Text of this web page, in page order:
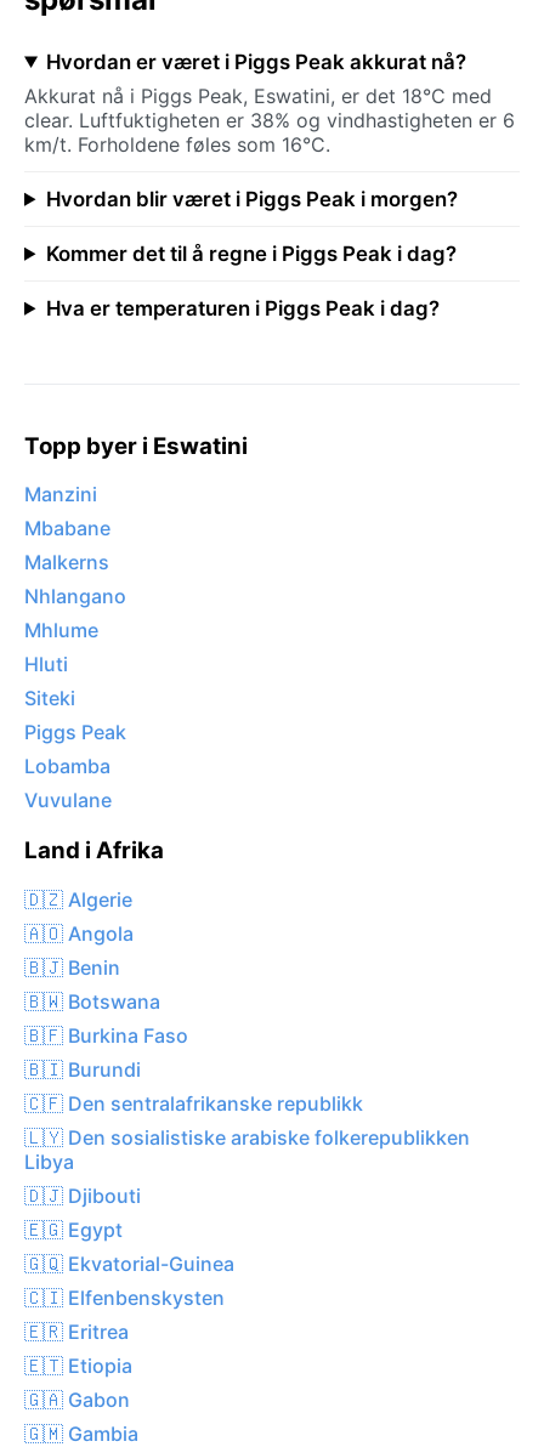
Hvordan er været i Piggs Peak akkurat nå?
Akkurat nå i Piggs Peak, Eswatini, er det 18°C med
clear. Luftfuktigheten er 38% og vindhastigheten er 6
km/t. Forholdene føles som 16°C.
Hvordan blir været i Piggs Peak i morgen?
Kommer det til å regne i Piggs Peak i dag?
Hva er temperaturen i Piggs Peak i dag?
Topp byer i Eswatini
Manzini
Mbabane
Malkerns
Nhlangano
Mhlume
Hluti
Siteki
Piggs Peak
Lobamba
Vuvulane
Land i Afrika
🇩🇿 Algerie
🇦🇴 Angola
🇧🇯 Benin
🇧🇼 Botswana
🇧🇫 Burkina Faso
🇧🇮 Burundi
🇨🇫 Den sentralafrikanske republikk
🇱🇾 Den sosialistiske arabiske folkerepublikken
Libya
🇩🇯 Djibouti
🇪🇬 Egypt
🇬🇶 Ekvatorial-Guinea
🇨🇮 Elfenbenskysten
🇪🇷 Eritrea
🇪🇹 Etiopia
🇬🇦 Gabon
🇬🇲 Gambia